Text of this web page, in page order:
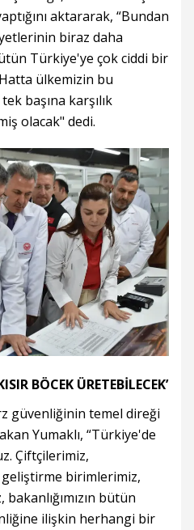
aktararak, “Bundan
biraz daha
Türkiye'ye çok ciddi bir
ülkemizin bu
başına karşılık
olacak" dedi.
BÖCEK ÜRETEBİLECEK’
güvenliğinin temel direği
Yumaklı, “Türkiye'de
Çiftçilerimiz,
geliştirme birimlerimiz,
bütün
ilişkin herhangi bir